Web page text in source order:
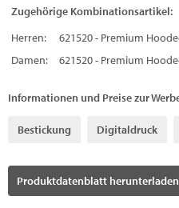
Zugehörige Kombinationsartikel:
Herren:
621520 - Premium
Damen:
621520 - Premium
Informationen und Preise zur
Bestickung Digitaldruck
Produktdatenblatt herunterladen